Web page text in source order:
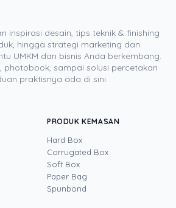
voucher cetak secara cerdas—dari
media sosial, kode personal,
pengumpulan data—Anda
kertas menjadi alat yang
trafik online. Jembatan
digital ini menawarkan peluang
yang lebih luas.
· Cofounder
inspirasi desain, tips teknik & finishing
hingga strategi marketing dan
UMKM dan bisnis Anda berkembang.
photobook, sampai solusi percetakan
praktisnya ada di sini.
PRODUK KEMASAN
Hard Box
Corrugated Box
Soft Box
Paper Bag
Spunbond